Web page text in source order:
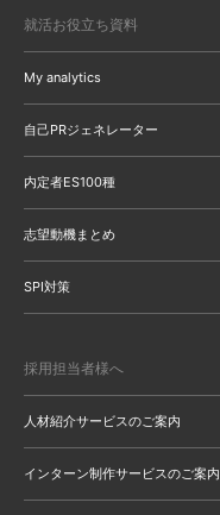
就活お役立ち資料
My analytics
自己PRジェネレーター
内定者ES100種
志望動機まとめ
SPI対策
採用担当者様へ
人材紹介サービスのご案内
インターン制作サービスのご案内